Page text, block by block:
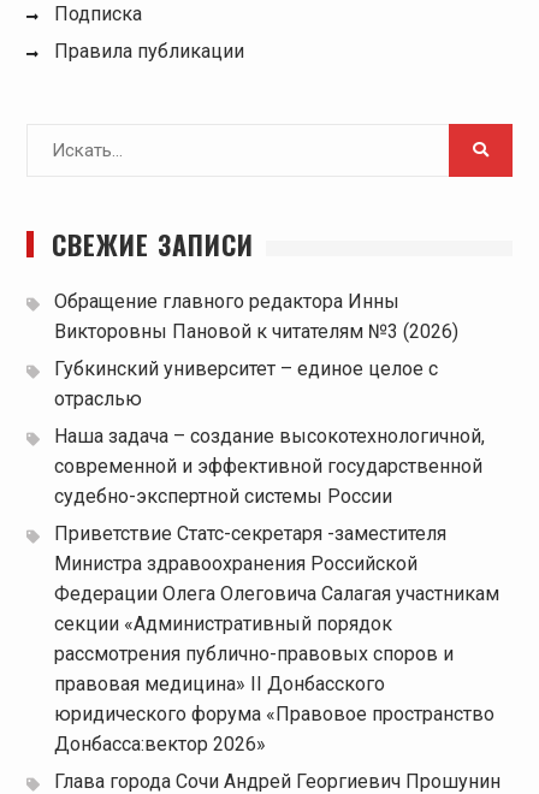
Подписка
Правила публикации
СВЕЖИЕ ЗАПИСИ
Обращение главного редактора Инны
Викторовны Пановой к читателям №3 (2026)
Губкинский университет – единое целое с
отраслью
Наша задача – создание высокотехнологичной,
современной и эффективной государственной
судебно-экспертной системы России
Приветствие Статс-секретаря -заместителя
Министра здравоохранения Российской
Федерации Олега Олеговича Салагая участникам
секции «Административный порядок
рассмотрения публично-правовых споров и
правовая медицина» II Донбасского
юридического форума «Правовое пространство
Донбасса:вектор 2026»
Глава города Сочи Андрей Георгиевич Прошунин